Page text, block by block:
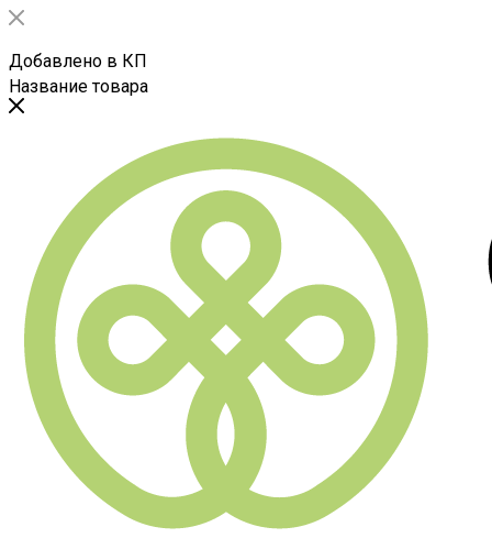
Добавлено в КП
Название товара